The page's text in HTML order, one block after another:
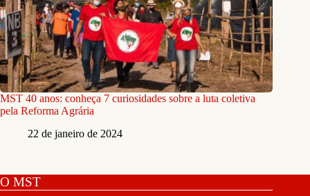
MST 40 anos: conheça 7 curiosidades sobre a luta coletiva
pela Reforma Agrária
22 de janeiro de 2024
O MST